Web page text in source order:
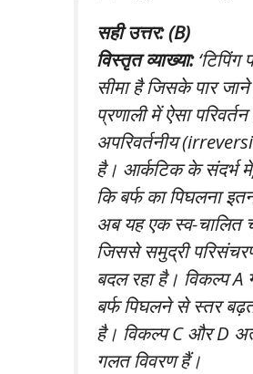
सही उत्तर: (B)
विस्तृत व्याख्या:‘टिपिंग
सीमा है जिसके पार
प्रणाली में ऐसा
अपरिवर्तनीय
है। आर्कटिक के संदर्भ
कि बर्फ का पिघलना
अब यह एक स्व-चालित
जिससे समुद्री
बदल रहा है। विकल्प A
बर्फ पिघलने से स्तर
है। विकल्प C और D
गलत विवरण हैं।